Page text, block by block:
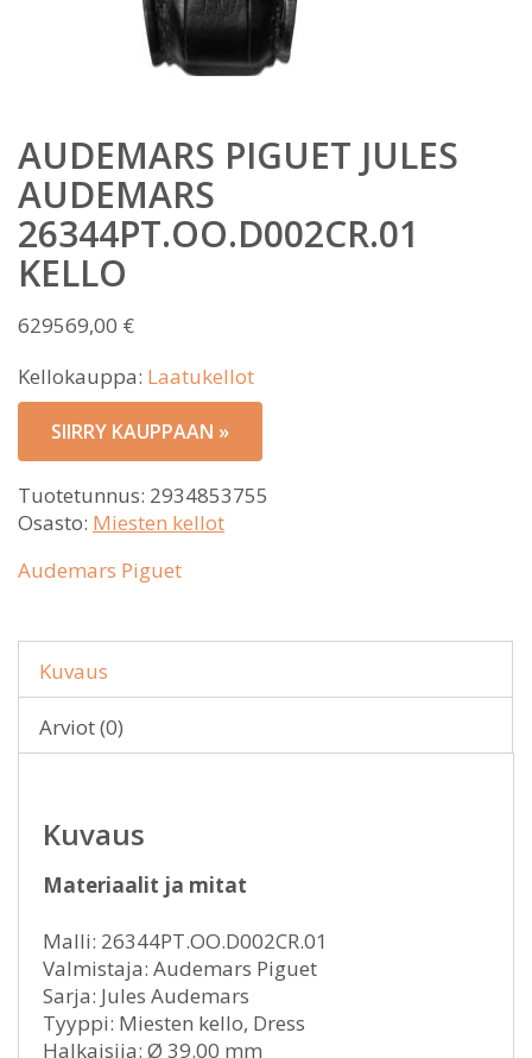
AUDEMARS PIGUET JULES
AUDEMARS
26344PT.OO.D002CR.01
KELLO
629569,00 €
Kellokauppa: Laatukellot
SIIRRY KAUPPAAN »
Tuotetunnus: 2934853755
Osasto: Miesten kellot
Audemars Piguet
Kuvaus
Arviot (0)
Kuvaus
Materiaalit ja mitat
Malli: 26344PT.OO.D002CR.01
Valmistaja: Audemars Piguet
Sarja: Jules Audemars
Tyyppi: Miesten kello, Dress
Halkaisija: Ø 39.00 mm